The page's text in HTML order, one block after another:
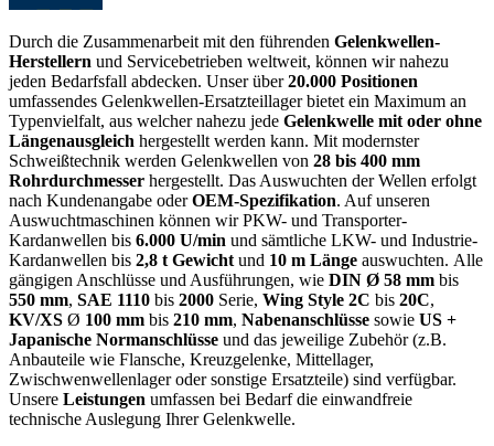
Durch die Zusammenarbeit mit den führenden Gelenkwellen-
Herstellern und Servicebetrieben weltweit, können wir nahezu
jeden Bedarfsfall abdecken. Unser über20.000 Positionen
umfassendes Gelenkwellen-Ersatzteillager bietet ein Maximum an
Typenvielfalt, aus welcher nahezu jede Gelenkwelle mit oder ohne
Längenausgleich hergestellt werden kann. Mit modernster
Schweißtechnik werden Gelenkwellen von 28 bis 400 mm
Rohrdurchmesser hergestellt. Das Auswuchten der Wellen erfolgt
nach Kundenangabe oderOEM-Spezifikation. Auf unseren
Auswuchtmaschinen können wir PKW- und Transporter-
Kardanwellen bis 6.000 U/min und sämtliche LKW- und Industrie­-
Kardanwellen bis 2,8 t Gewicht und 10 m Länge auswuchten. Alle
gängigen Anschlüsse und Ausführungen, wie DIN Ø 58 mm bis
550 mm, SAE 1110 bis 2000 Serie, Wing Style 2C bis 20C,
KV/XS Ø 100 mm bis 210 mm, Nabenanschlüsse sowie US +
Japanische Normanschlüsse und das jeweilige Zubehör (z.B.
Anbauteile wie Flansche, Kreuzgelenke, Mittellager,
Zwischwenwellenlager oder sonstige Ersatzteile) sind verfügbar.
Unsere Leistungen umfassen bei Bedarf die einwandfreie
technische Auslegung Ihrer Gelenkwelle.